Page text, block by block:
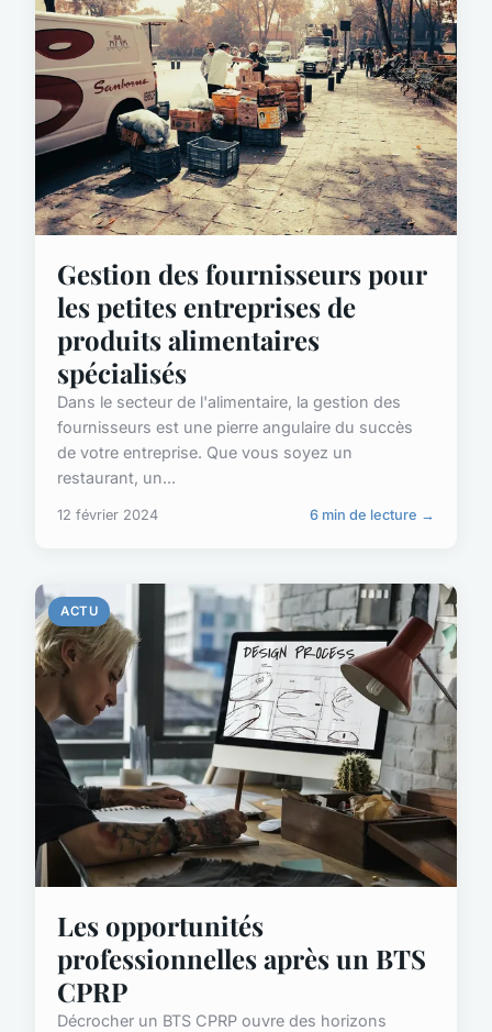
Gestion des fournisseurs pour
les petites entreprises de
produits alimentaires
spécialisés
Dans le secteur de l'alimentaire, la gestion des
fournisseurs est une pierre angulaire du succès
de votre entreprise. Que vous soyez un
restaurant, un...
12 février 2024 6 min de lecture →
ACTU
Les opportunités
professionnelles après un BTS
CPRP
Décrocher un BTS CPRP ouvre des horizons